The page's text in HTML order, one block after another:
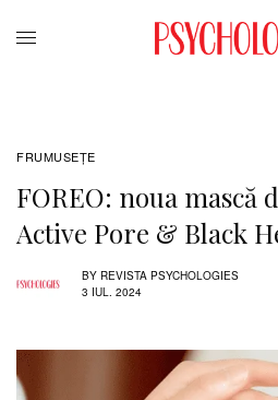
FRUMUSEȚE
FOREO: noua
Active Pore & Black
BY REVISTA PSYCHOLOGIES
3 IUL. 2024